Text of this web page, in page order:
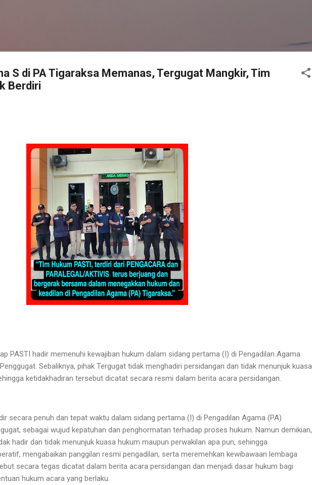
S di PA Tigaraksa Memanas, Tergugat Mangkir, Tim
Berdiri
PASTI hadir memenuhi kewajiban hukum dalam sidang pertama (I) di Pengadilan Agama
Sebaliknya, pihak Tergugat tidak menghadiri persidangan dan tidak menunjuk kuasa
ketidakhadiran tersebut dicatat secara resmi dalam berita acara persidangan.
secara penuh dan tepat waktu dalam sidang pertama (I) di Pengadilan Agama (PA)
sebagai wujud kepatuhan dan penghormatan terhadap proses hukum. Namun demikian,
hadir dan tidak menunjuk kuasa hukum maupun perwakilan apa pun, sehingga
mengabaikan panggilan resmi pengadilan, serta meremehkan kewibawaan lembaga
secara tegas dicatat dalam berita acara persidangan dan menjadi dasar hukum bagi
hukum acara yang berlaku.